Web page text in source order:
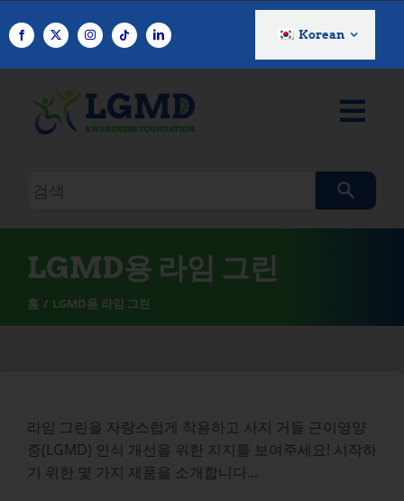
텐
Korean
검
쿼
리
LGMD용 라임 그린
홈 LGMD용 라임 그린
라임 그린을 자랑스럽게 착용하고 사지 거들 근이영양
증(LGMD) 인식 개선을 위한 지지를 보여주세요! 시작하
기 위한 몇 가지 제품을 소개합니다...